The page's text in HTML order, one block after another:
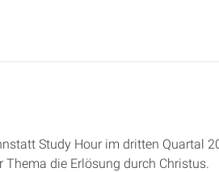
Study Hour im dritten Quartal
die Erlösung durch Christus.